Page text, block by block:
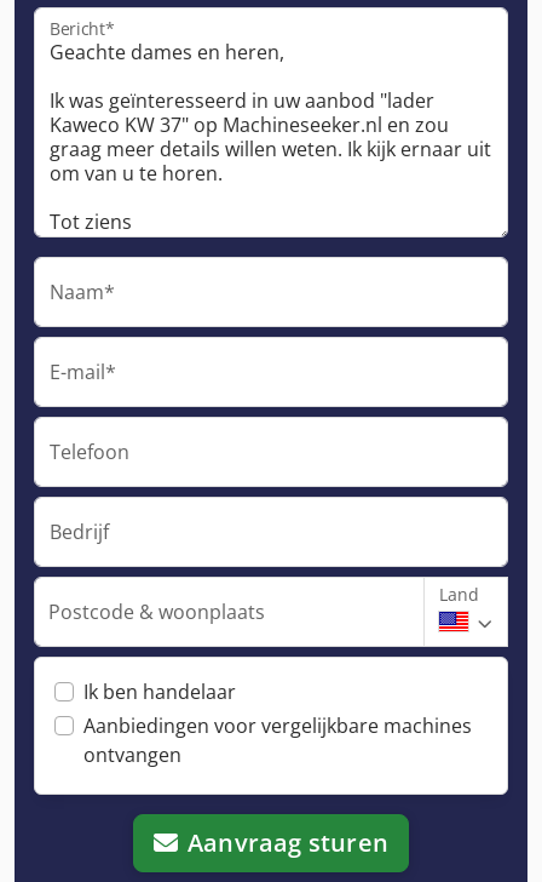
Bericht*
Naam*
E-mail*
Telefoon
Bedrijf
Postcode & woonplaats
Land
Ik ben handelaar
Aanbiedingen voor vergelijkbare machines
ontvangen
Aanvraag sturen